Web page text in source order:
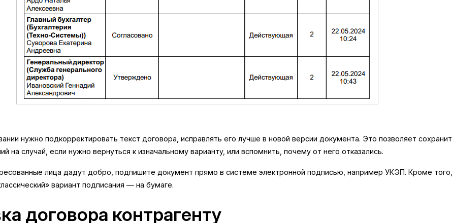
нужно подкорректировать текст договора, исправлять его лучше в новой версии документа. Это позволяет
на случай, если нужно вернуться к изначальному варианту, или вспомнить, почему от него отказались.
лица дадут добро, подпишите документ прямо в системе электронной подписью, например УКЭП. Кроме того,
вариант подписания — на бумаге.
договора контрагенту